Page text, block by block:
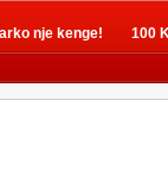
nje kenge! 100